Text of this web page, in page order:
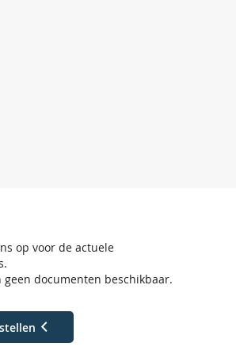
op voor de actuele
documenten beschikbaar.